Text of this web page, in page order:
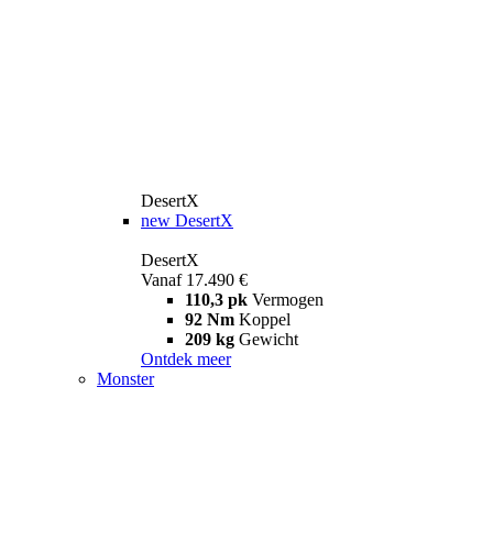
DesertX
new DesertX
DesertX
Vanaf 17.490 €
110,3 pk Vermogen
92 Nm Koppel
209 kg Gewicht
Ontdek meer
Monster